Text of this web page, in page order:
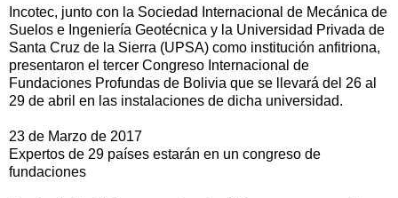
Incotec, junto con la Sociedad Internacional de Mecánica de
Suelos e Ingeniería Geotécnica y la Universidad Privada de
Santa Cruz de la Sierra (UPSA) como institución anfitriona,
presentaron el tercer Congreso Internacional de
Fundaciones Profundas de Bolivia que se llevará del 26 al
29 de abril en las instalaciones de dicha universidad.
23 de Marzo de 2017
Expertos de 29 países estarán en un congreso de
fundaciones